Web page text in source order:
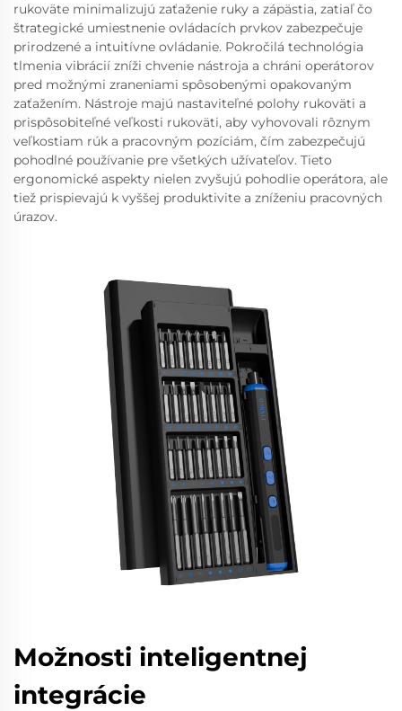
rukoväte minimalizujú zaťaženie ruky a zápästia, zatiaľ čo
štrategické umiestnenie ovládacích prvkov zabezpečuje
prirodzené a intuitívne ovládanie. Pokročilá technológia
tlmenia vibrácií zníži chvenie nástroja a chráni operátorov
pred možnými zraneniami spôsobenými opakovaným
zaťažením. Nástroje majú nastaviteľné polohy rukoväti a
prispôsobiteľné veľkosti rukoväti, aby vyhovovali rôznym
veľkostiam rúk a pracovným pozíciám, čím zabezpečujú
pohodlné používanie pre všetkých užívateľov. Tieto
ergonomické aspekty nielen zvyšujú pohodlie operátora, ale
tiež prispievajú k vyššej produktivite a zníženiu pracovných
úrazov.
Možnosti inteligentnej
integrácie